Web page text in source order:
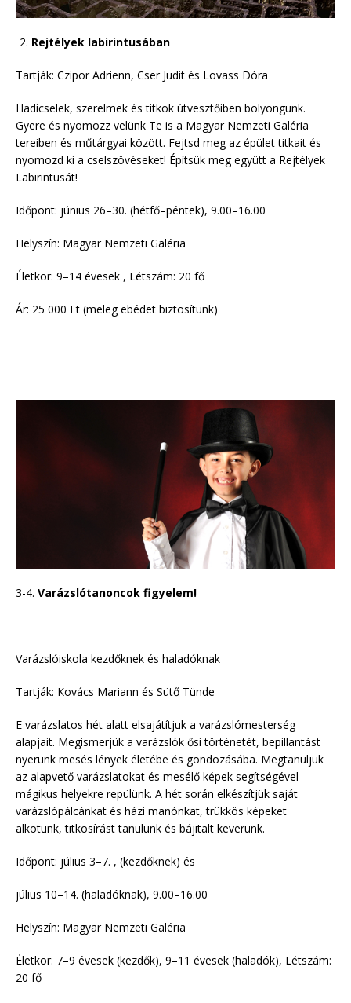
Rejtélyek labirintusában
Tartják: Czipor Adrienn, Cser Judit és Lovass Dóra
Hadicselek, szerelmek és titkok útvesztőiben bolyongunk.
Gyere és nyomozz velünk Te is a Magyar Nemzeti Galéria
tereiben és műtárgyai között. Fejtsd meg az épület titkait és
nyomozd ki a cselszövéseket! Építsük meg együtt a Rejtélyek
Labirintusát!
Időpont: június 26–30. (hétfő–péntek), 9.00–16.00
Helyszín: Magyar Nemzeti Galéria
Életkor: 9–14 évesek , Létszám: 20 fő
Ár: 25 000 Ft (meleg ebédet biztosítunk)
3-4. Varázslótanoncok figyelem!
Varázslóiskola kezdőknek és haladóknak
Tartják: Kovács Mariann és Sütő Tünde
E varázslatos hét alatt elsajátítjuk a varázslómesterség
alapjait. Megismerjük a varázslók ősi történetét, bepillantást
nyerünk mesés lények életébe és gondozásába. Megtanuljuk
az alapvető varázslatokat és mesélő képek segítségével
mágikus helyekre repülünk. A hét során elkészítjük saját
varázslópálcánkat és házi manónkat, trükkös képeket
alkotunk, titkosírást tanulunk és bájitalt keverünk.
Időpont: július 3–7. , (kezdőknek) és
július 10–14. (haladóknak), 9.00–16.00
Helyszín: Magyar Nemzeti Galéria
Életkor: 7–9 évesek (kezdők), 9–11 évesek (haladók), Létszám:
20 fő